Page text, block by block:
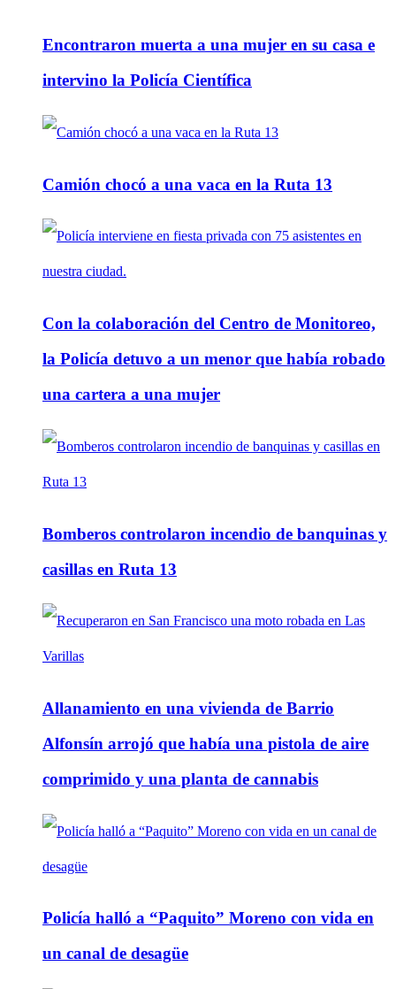
Encontraron muerta a una mujer en su casa e
intervino la Policía Científica
Camión chocó a una vaca en la Ruta 13
Con la colaboración del Centro de Monitoreo,
la Policía detuvo a un menor que había robado
una cartera a una mujer
Bomberos controlaron incendio de banquinas y
casillas en Ruta 13
Allanamiento en una vivienda de Barrio
Alfonsín arrojó que había una pistola de aire
comprimido y una planta de cannabis
Policía halló a “Paquito” Moreno con vida en
un canal de desagüe